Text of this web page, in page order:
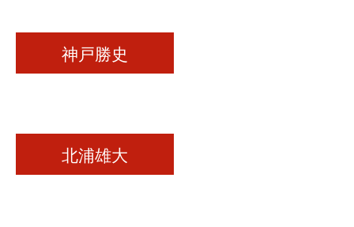
神戸勝史
北浦雄大